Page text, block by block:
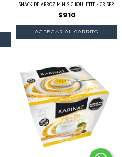
SNACK DE ARROZ MINIS CIBOULETTE - CRISPP...
$910